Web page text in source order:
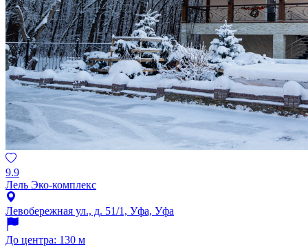
9.9
Лель Эко-комплекс
Левобережная ул., д. 51/1, Уфа, Уфа
До центра: 130 м